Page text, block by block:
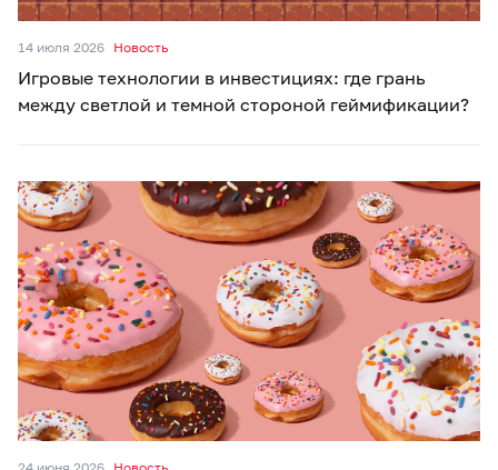
14 июля 2026 Новость
Игровые технологии в инвестициях: где грань
между светлой и темной стороной геймификации?